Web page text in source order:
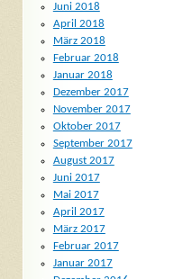
Juni 2018
April 2018
März 2018
Februar 2018
Januar 2018
Dezember 2017
November 2017
Oktober 2017
September 2017
August 2017
Juni 2017
Mai 2017
April 2017
März 2017
Februar 2017
Januar 2017